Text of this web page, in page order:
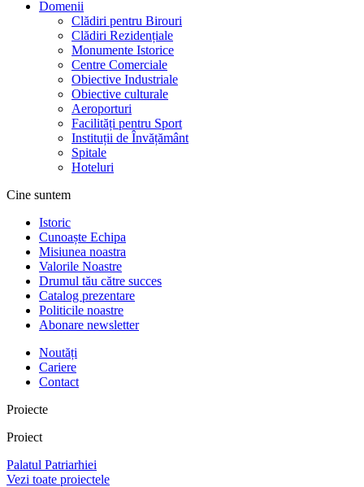
Domenii
Clădiri pentru Birouri
Clădiri Rezidențiale
Monumente Istorice
Centre Comerciale
Obiective Industriale
Obiective culturale
Aeroporturi
Facilități pentru Sport
Instituții de Învățământ
Spitale
Hoteluri
Cine suntem
Istoric
Cunoaște Echipa
Misiunea noastra
Valorile Noastre
Drumul tău către succes
Catalog prezentare
Politicile noastre
Abonare newsletter
Noutăți
Cariere
Contact
Proiecte
Proiect
Palatul Patriarhiei
Vezi toate proiectele